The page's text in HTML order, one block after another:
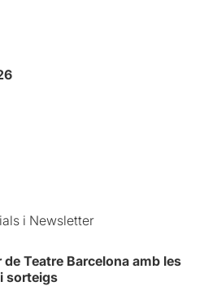
i Newsletter
Teatre Barcelona amb les
sorteigs